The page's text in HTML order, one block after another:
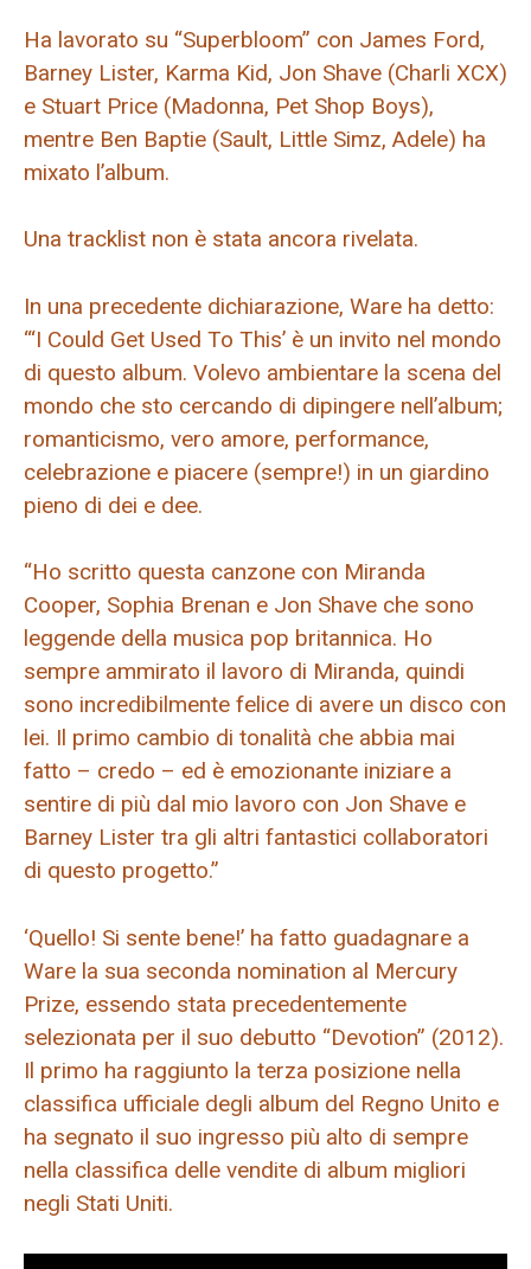
Ha lavorato su “Superbloom” con James Ford,
Barney Lister, Karma Kid, Jon Shave (Charli XCX)
e Stuart Price (Madonna, Pet Shop Boys),
mentre Ben Baptie (Sault, Little Simz, Adele) ha
mixato l’album.
Una tracklist non è stata ancora rivelata.
In una precedente dichiarazione, Ware ha detto:
“‘I Could Get Used To This’ è un invito nel mondo
di questo album. Volevo ambientare la scena del
mondo che sto cercando di dipingere nell’album;
romanticismo, vero amore, performance,
celebrazione e piacere (sempre!) in un giardino
pieno di dei e dee.
“Ho scritto questa canzone con Miranda
Cooper, Sophia Brenan e Jon Shave che sono
leggende della musica pop britannica. Ho
sempre ammirato il lavoro di Miranda, quindi
sono incredibilmente felice di avere un disco con
lei. Il primo cambio di tonalità che abbia mai
fatto – credo – ed è emozionante iniziare a
sentire di più dal mio lavoro con Jon Shave e
Barney Lister tra gli altri fantastici collaboratori
di questo progetto.”
‘Quello! Si sente bene!’ ha fatto guadagnare a
Ware la sua seconda nomination al Mercury
Prize, essendo stata precedentemente
selezionata per il suo debutto “Devotion” (2012).
Il primo ha raggiunto la terza posizione nella
classifica ufficiale degli album del Regno Unito e
ha segnato il suo ingresso più alto di sempre
nella classifica delle vendite di album migliori
negli Stati Uniti.